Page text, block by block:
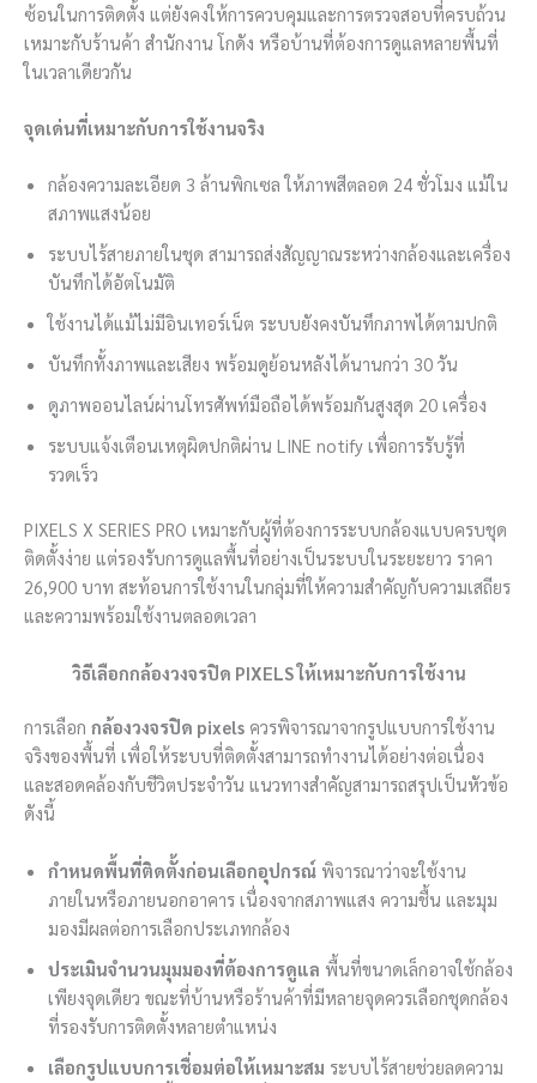
ซ้อนในการติดตั้ง แต่ยังคงให้การควบคุมและการตรวจสอบที่ครบถ้วน
เหมาะกับร้านค้า สำนักงาน โกดัง หรือบ้านที่ต้องการดูแลหลายพื้นที่
ในเวลาเดียวกัน
จุดเด่นที่เหมาะกับการใช้งานจริง
กล้องความละเอียด 3 ล้านพิกเซล ให้ภาพสีตลอด 24 ชั่วโมง แม้ใน
สภาพแสงน้อย
ระบบไร้สายภายในชุด สามารถส่งสัญญาณระหว่างกล้องและเครื่อง
บันทึกได้อัตโนมัติ
ใช้งานได้แม้ไม่มีอินเทอร์เน็ต ระบบยังคงบันทึกภาพได้ตามปกติ
บันทึกทั้งภาพและเสียง พร้อมดูย้อนหลังได้นานกว่า 30 วัน
ดูภาพออนไลน์ผ่านโทรศัพท์มือถือได้พร้อมกันสูงสุด 20 เครื่อง
ระบบแจ้งเตือนเหตุผิดปกติผ่าน LINE notify เพื่อการรับรู้ที่
รวดเร็ว
PIXELS X SERIES PRO เหมาะกับผู้ที่ต้องการระบบกล้องแบบครบชุด
ติดตั้งง่าย แต่รองรับการดูแลพื้นที่อย่างเป็นระบบในระยะยาว ราคา
26,900 บาท สะท้อนการใช้งานในกลุ่มที่ให้ความสำคัญกับความเสถียร
และความพร้อมใช้งานตลอดเวลา
วิธีเลือกกล้องวงจรปิด PIXELS ให้เหมาะกับการใช้งาน
การเลือก กล้องวงจรปิด pixels ควรพิจารณาจากรูปแบบการใช้งาน
จริงของพื้นที่ เพื่อให้ระบบที่ติดตั้งสามารถทำงานได้อย่างต่อเนื่อง
และสอดคล้องกับชีวิตประจำวัน แนวทางสำคัญสามารถสรุปเป็นหัวข้อ
ดังนี้
กำหนดพื้นที่ติดตั้งก่อนเลือกอุปกรณ์ พิจารณาว่าจะใช้งาน
ภายในหรือภายนอกอาคาร เนื่องจากสภาพแสง ความชื้น และมุม
มองมีผลต่อการเลือกประเภทกล้อง
ประเมินจำนวนมุมมองที่ต้องการดูแล พื้นที่ขนาดเล็กอาจใช้กล้อง
เพียงจุดเดียว ขณะที่บ้านหรือร้านค้าที่มีหลายจุดควรเลือกชุดกล้อง
ที่รองรับการติดตั้งหลายตำแหน่ง
เลือกรูปแบบการเชื่อมต่อให้เหมาะสม ระบบไร้สายช่วยลดความ